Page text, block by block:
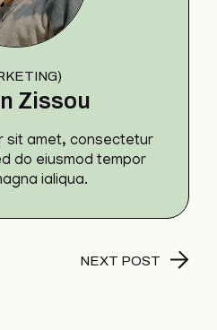
Zissou
sit amet, consectetur
do eiusmod tempor
ialiqua.
NEXT POST